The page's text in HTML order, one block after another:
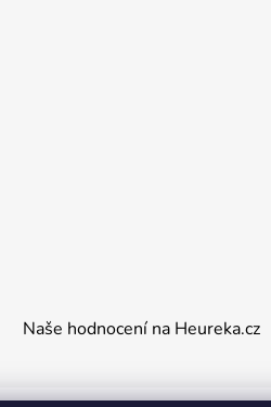
Naše hodnocení na Heureka.cz